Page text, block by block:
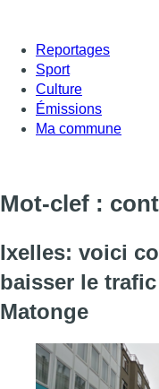
Reportages
Sport
Culture
Émissions
Ma commune
Mot-clef :
Ixelles: voici
baisser le
Matonge